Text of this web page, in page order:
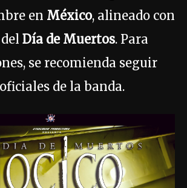
en México, alineado con
Día de Muertos. Para
se recomienda seguir
de la banda.